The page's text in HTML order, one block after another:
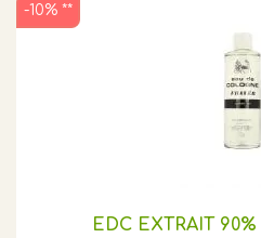
EDC EXTRAIT
-10% **